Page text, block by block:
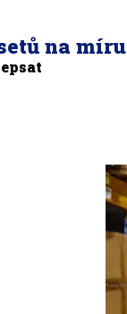
na míru